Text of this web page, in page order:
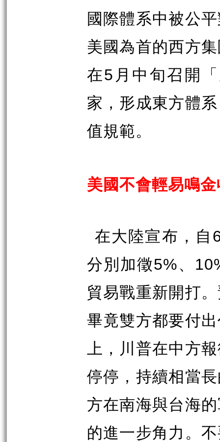
國際體系中被公
美國為首的西方
在5 月中旬召開
家，形成東方體
值規範。
美國不會輕易鳴
在大陸宣布，自
分別加徵5%、
貿易戰重新開打
畢竟雙方都要付
上，川普在中方
停停，持續相當
方在南海與台海
的進一步角力。